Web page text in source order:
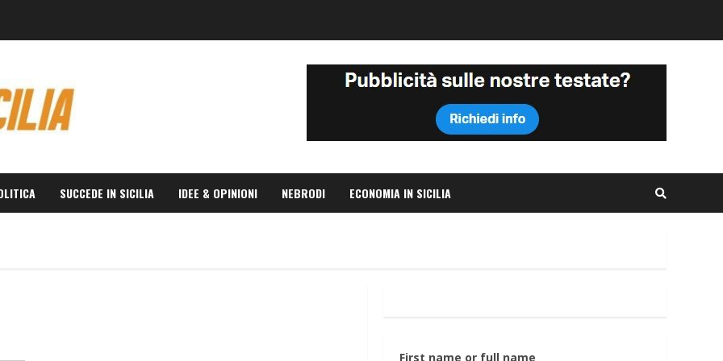
SUCCEDE IN SICILIA IDEE & OPINIONI NEBRODI ECONOMIA IN SICILIA
First name or full name